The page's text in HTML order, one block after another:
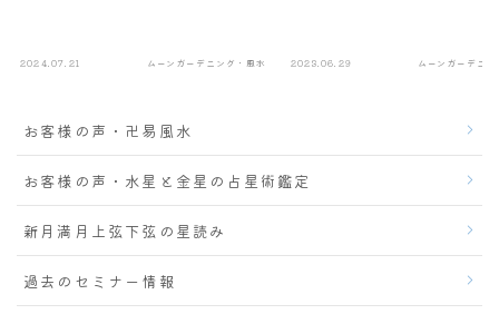
2024.07.21 ムーンガーデニング・風水 2023.06.29 ムーンガーデニ
お客様の声・卍易風水
お客様の声・水星と金星の占星術鑑定
新月満月上弦下弦の星読み
過去のセミナー情報